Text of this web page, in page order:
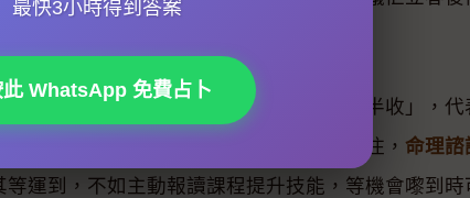
地母經預測乙巳年「蠶娘喜樂」、「稻麥半收」，
原有計劃或者把握新合作機會。不過記住， 命理諮
運到，不如主動報讀課程提升技能，等機會嚟到時
最快3小時得到答案
WhatsApp 免費占卜